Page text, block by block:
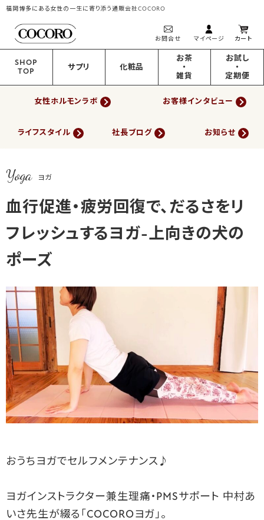
福岡博多にある女性の一生に寄り添う通販会社COCORO
お問合せ マイページ カート
SHOP
TOP
サプリ 化粧品
お茶
・
雑貨
お試し
・
定期便
女性ホルモンラボ お客様インタビュー
ライフスタイル 社長ブログ お知らせ
Yoga ヨガ
血行促進・疲労回復で、だるさをリ
フレッシュするヨガ-上向きの犬の
ポーズ
おうちヨガでセルフメンテナンス♪
ヨガインストラクター兼生理痛・PMSサポート 中村あ
いさ先生が綴る「COCOROヨガ」。